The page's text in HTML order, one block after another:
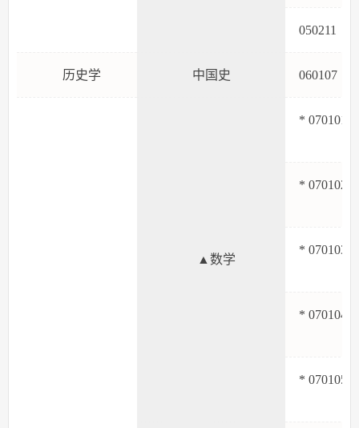
历史学 中国史
▲数学
* 070101
* 070102
* 070103
* 070104
* 070105